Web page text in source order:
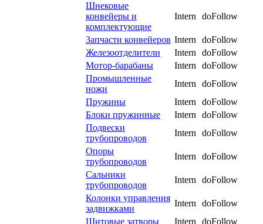
Шнековые
конвейеры и
комплектующие
Intern doFollow
Запчасти конвейеров Intern
doFollow
Железоотделители
Intern
doFollow
Мотор-барабаны
Intern
doFollow
Промышленные
ножи
Intern
doFollow
Пружины
Intern
doFollow
Блоки пружинные
Intern
doFollow
Подвески
трубопроводов
Intern
doFollow
Опоры
трубопроводов
Intern
doFollow
Сальники
трубопроводов
Intern
doFollow
Колонки управления
задвижками
Intern
doFollow
Щитовые затворы
Intern
doFollow